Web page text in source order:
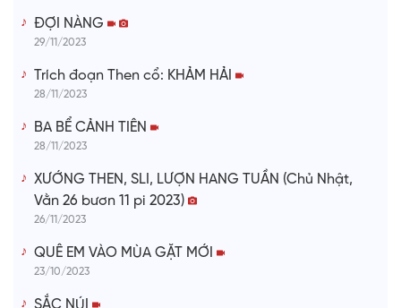
ĐỢI NÀNG
29/11/2023
Trích đoạn Then cổ: KHẢM HẢI
28/11/2023
BA BỂ CẢNH TIÊN
28/11/2023
XƯỚNG THEN, SLI, LƯỢN HANG TUẦN (Chủ Nhật,
Vằn 26 bươn 11 pi 2023)
26/11/2023
QUÊ EM VÀO MÙA GẶT MỚI
23/10/2023